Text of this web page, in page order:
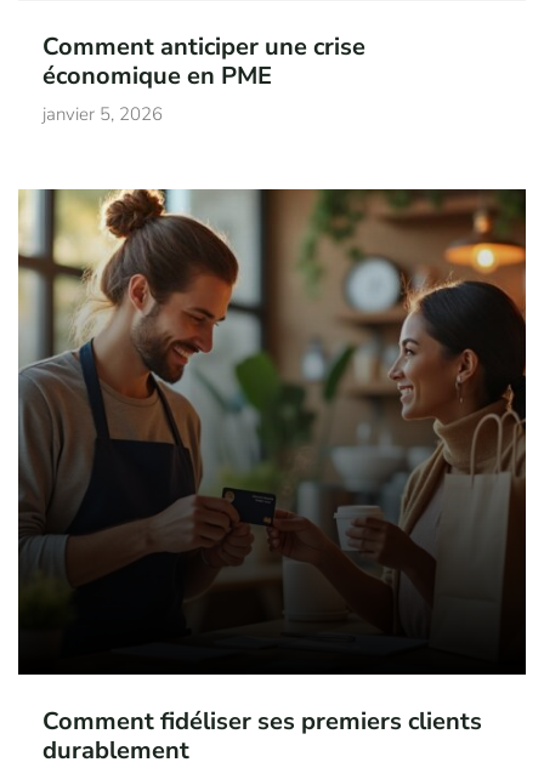
Comment anticiper une crise
économique en PME
janvier 5, 2026
Comment fidéliser ses premiers clients
durablement